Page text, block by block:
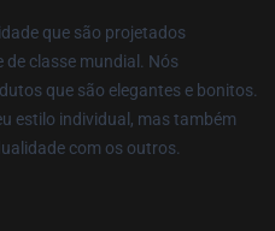
que são projetados
de classe mundial. Nós
que são elegantes e bonitos.
estilo individual, mas também
com os outros.